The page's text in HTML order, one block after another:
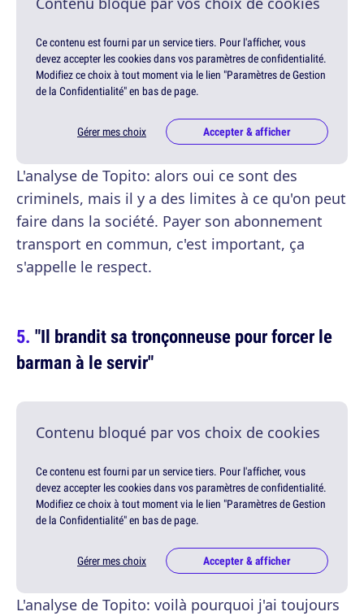
Ce contenu est fourni par un service tiers. Pour l'afficher, vous
devez accepter les cookies dans vos paramètres de confidentialité.
Modifiez ce choix à tout moment via le lien "Paramètres de Gestion
de la Confidentialité" en bas de page.
Gérer mes choix Accepter & afficher
L'analyse de Topito: alors oui ce sont des
criminels, mais il y a des limites à ce qu'on peut
faire dans la société. Payer son abonnement
transport en commun, c'est important, ça
s'appelle le respect.
"Il brandit sa tronçonneuse pour forcer le
barman à le servir"
Contenu bloqué par vos choix de cookies
Ce contenu est fourni par un service tiers. Pour l'afficher, vous
devez accepter les cookies dans vos paramètres de confidentialité.
Modifiez ce choix à tout moment via le lien "Paramètres de Gestion
de la Confidentialité" en bas de page.
Gérer mes choix Accepter & afficher
L'analyse de Topito: voilà pourquoi j'ai toujours